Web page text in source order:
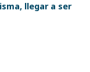
llegar a ser